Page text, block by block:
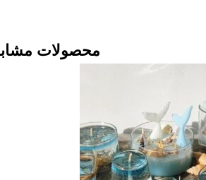
محصولات